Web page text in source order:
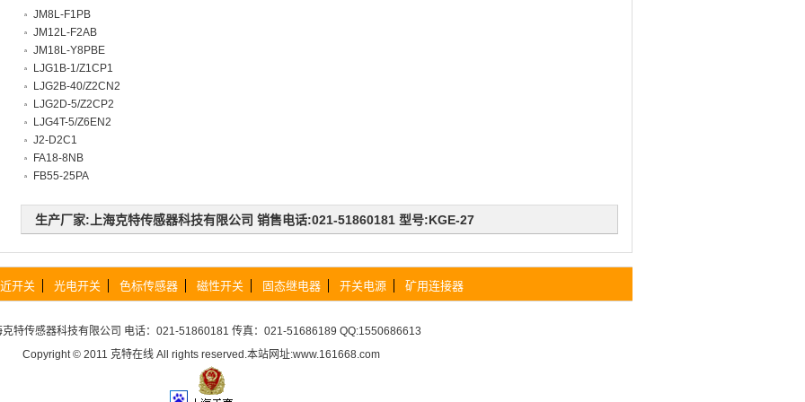
JM8L-F1PB
JM12L-F2AB
JM18L-Y8PBE
LJG1B-1/Z1CP1
LJG2B-40/Z2CN2
LJG2D-5/Z2CP2
LJG4T-5/Z6EN2
J2-D2C1
FA18-8NB
FB55-25PA
生产厂家:上海克特传感器科技有限公司 销售电话:021-51860181 型号:KGE-27
开关 光电开关 色标传感器 磁性开关 固态继电器 开关电源 矿用连接器
克特传感器科技有限公司 电话：021-51860181 传真：021-51686189 QQ:1550686613
Copyright © 2011 克特在线 All rights reserved.本站网址:www.161668.com